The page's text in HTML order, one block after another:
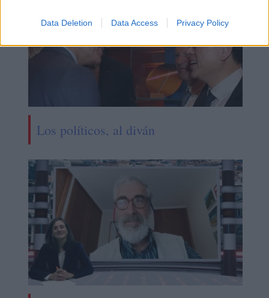
Data Deletion Data Access Privacy Policy
Los políticos, al diván